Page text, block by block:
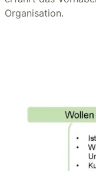
Organisation.